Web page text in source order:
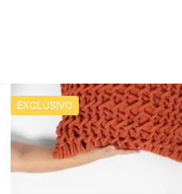
EXCLUSIVO PRONTA ENTREGA
Capa de Almofada Trama Telha -
50x50cm